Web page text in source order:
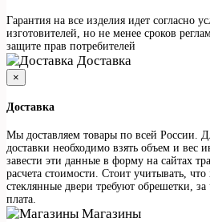
Гарантия на все изделия идет согласно
изготовителей, но не менее сроков
защите прав потребителей
Доставка
×
Доставка
Мы доставляем товары по всей России.
доставки необходимо взять объем и вес
завести эти данные в форму на сайтах
расчета стоимости. Стоит учитывать,
стеклянные двери требуют обрешетки, за
плата.
Магазины